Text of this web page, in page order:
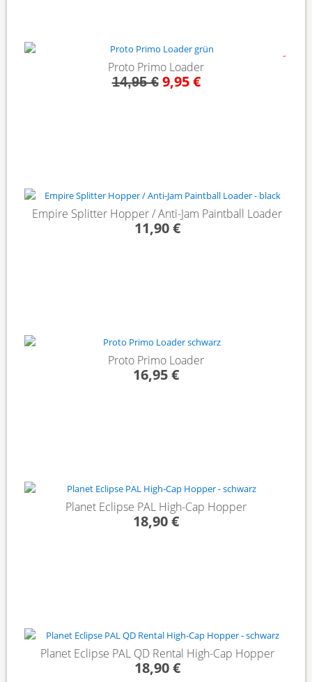
Proto Primo Loader
14,95 €9,95 €
Empire Splitter Hopper / Anti-Jam Paintball Loader
11,90 €
Proto Primo Loader
16,95 €
Planet Eclipse PAL High-Cap Hopper
18,90 €
Planet Eclipse PAL QD Rental High-Cap Hopper
18,90 €